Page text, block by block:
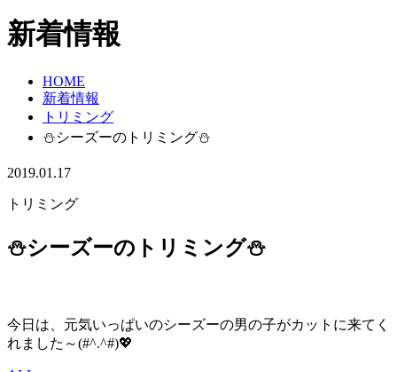
新着情報
HOME
新着情報
トリミング
⛄シーズーのトリミング⛄
2019.01.17
トリミング
⛄シーズーのトリミング⛄
今日は、元気いっぱいのシーズーの男の子がカットに来てく
れました～(#^.^#)💖